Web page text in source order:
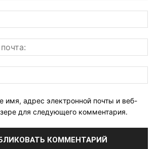
имя, адрес электронной почты и веб-
для следующего комментария.